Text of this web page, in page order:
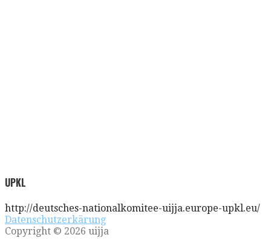
UPKL
http://deutsches-nationalkomitee-uijja.europe-upkl.eu/
Datenschutzerkärung
Copyright © 2026 uijja